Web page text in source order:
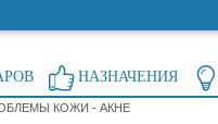
НАЗНАЧЕНИЯ
КОЖИ - АКНЕ